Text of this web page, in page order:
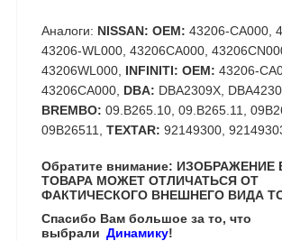
Аналоги: NISSAN: OEM: 43206-CA000,
43206-WL000, 43206CA000,
43206WL000, INFINITI: OEM: 43206-
43206CA000, DBA: DBA2309X,
BREMBO: 09.B265.10, 09.B265.11,
09B26511, TEXTAR: 92149300,
Обратите внимание: ИЗОБРАЖЕНИЕ
ТОВАРА МОЖЕТ ОТЛИЧАТЬСЯ ОТ
ФАКТИЧЕСКОГО ВНЕШНЕГО ВИДА
Спасибо Вам большое за то, что
выбрали Динамику!